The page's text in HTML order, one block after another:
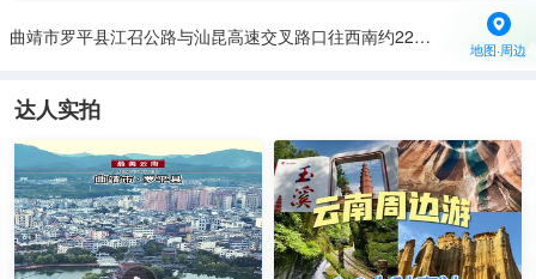
曲靖市罗平县江召公路与汕昆高速交叉路口往西南约220米
地图·周边
达人实拍